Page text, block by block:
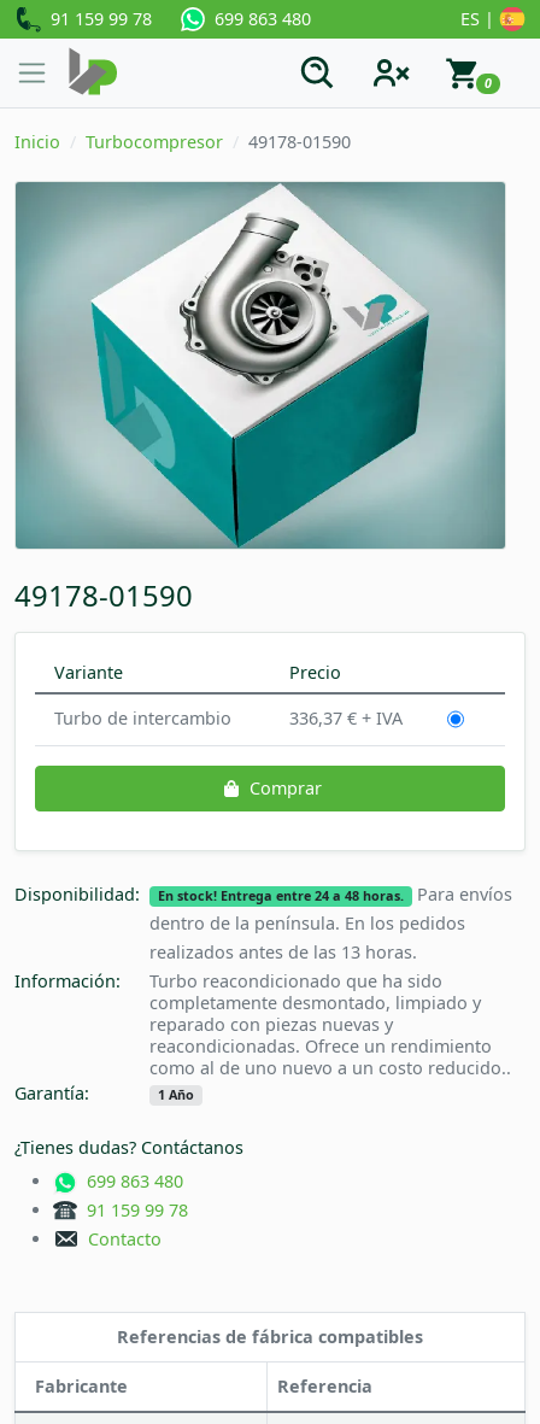
91 159 99 78 699 863 480 ES |
0
Inicio Turbocompresor 49178-01590
49178-01590
Variante
Precio
Turbo de intercambio
336,37 € + IVA
Comprar
Disponibilidad: En stock! Entrega entre 24 a 48 horas.
Para envíos
dentro de la península. En los pedidos
realizados antes de las 13 horas.
Información:
Turbo reacondicionado que ha sido
completamente desmontado, limpiado y
reparado con piezas nuevas y
reacondicionadas. Ofrece un rendimiento
como al de uno nuevo a un costo reducido..
Garantía:
1 Año
¿Tienes dudas? Contáctanos
699 863 480
91 159 99 78
Contacto
Referencias de fábrica compatibles
Fabricante Referencia